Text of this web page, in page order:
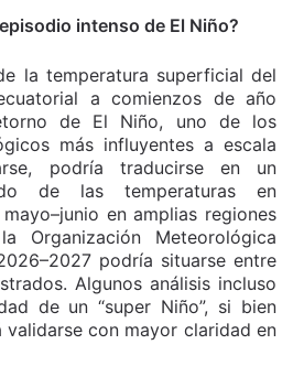
intenso de El Niño?
la temperatura superficial del
a comienzos de año
de El Niño, uno de los
más influyentes a escala
podría traducirse en un
de las temperaturas en
en amplias regiones
Organización Meteorológica
podría situarse entre
Algunos análisis incluso
de un “super Niño”, si bien
validarse con mayor claridad en